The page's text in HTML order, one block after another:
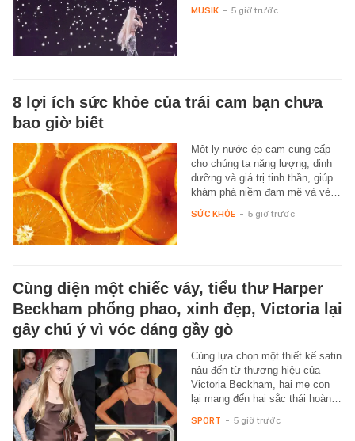
MUSIK - 5 giờ trước
8 lợi ích sức khỏe của trái cam bạn chưa
bao giờ biết
Một ly nước ép cam cung cấp
cho chúng ta năng lượng, dinh
dưỡng và giá trị tinh thần, giúp
khám phá niềm đam mê và vẻ…
SỨC KHỎE - 5 giờ trước
Cùng diện một chiếc váy, tiểu thư Harper
Beckham phổng phao, xinh đẹp, Victoria lại
gây chú ý vì vóc dáng gầy gò
Cùng lựa chọn một thiết kế satin
nâu đến từ thương hiệu của
Victoria Beckham, hai mẹ con
lại mang đến hai sắc thái hoàn…
SPORT - 5 giờ trước